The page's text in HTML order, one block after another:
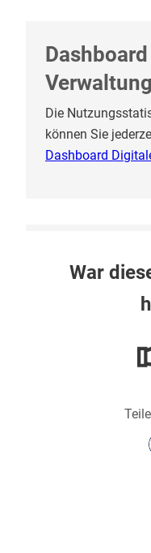
Verwaltung
Die
können Sie
Dashboard
War